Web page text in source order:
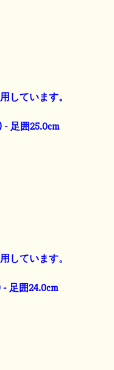
しています。
- 足囲25.0cm
しています。
足囲24.0cm